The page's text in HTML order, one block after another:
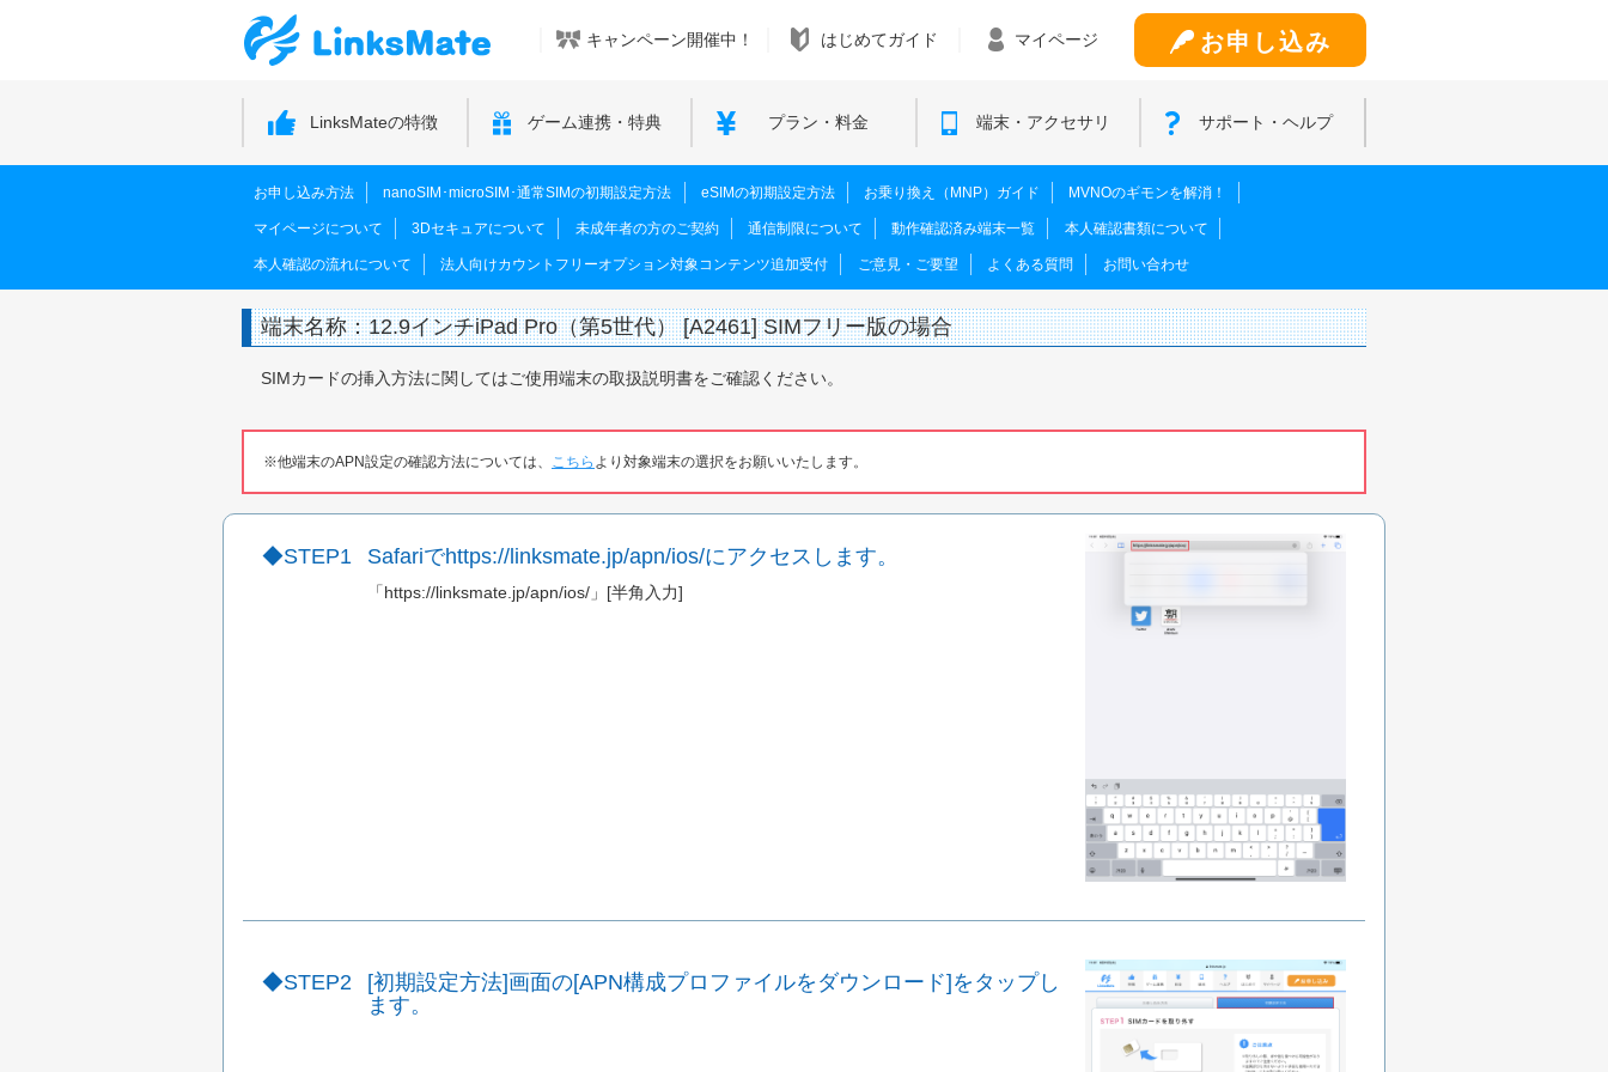
キャンペーン開催中！ はじめてガイド マイページ お申し込み
LinksMateの特徴 ゲーム連携・特典 プラン・料金 端末・アクセサリ サポート・ヘルプ
お申し込み方法 nanoSIM･microSIM･通常SIMの初期設定方法 eSIMの初期設定方法 お乗り換え（MNP）ガイド MVNOのギモンを解消！
マイページについて 3Dセキュアについて 未成年者の方のご契約 通信制限について 動作確認済み端末一覧 本人確認書類について
本人確認の流れについて 法人向けカウントフリーオプション対象コンテンツ追加受付 ご意見・ご要望 よくある質問 お問い合わせ
端末名称：12.9インチiPad Pro（第5世代） [A2461] SIMフリー版の場合
SIMカードの挿入方法に関してはご使用端末の取扱説明書をご確認ください。
他端末のAPN設定の確認方法については、 こちら より対象端末の選択をお願いいたします。
STEP1 Safariでhttps://linksmate.jp/apn/ios/にアクセスします。
「https://linksmate.jp/apn/ios/」[半角入力]
STEP2
[初期設定方法]画面の[APN構成プロファイルをダウンロード]をタップし
ます。